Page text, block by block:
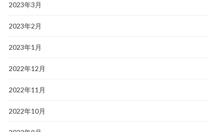
2023年3月
2023年2月
2023年1月
2022年12月
2022年11月
2022年10月